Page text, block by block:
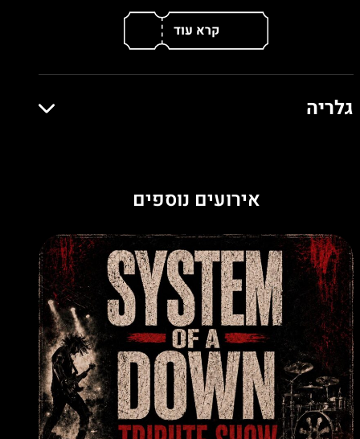
זה לא עוד הופעה,
אורצ’וק עולה לבמה —
אלכוהול משובח.
ואווירה שרק אנחנו יודעים ליצור.
דברים שלא רק שומעים — רואים.
נעnevesצליח 🔥
גלריה
אירועים נוספים